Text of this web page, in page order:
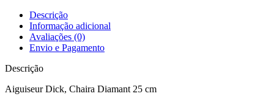
Descrição
Informação adicional
Avaliações (0)
Envio e Pagamento
Descrição
Aiguiseur Dick, Chaira Diamant 25 cm